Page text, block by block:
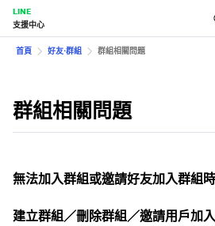
LINE
支援中心
首頁 好友⋅群組 群組相關問題
群組相關問題
無法加入群組或邀請好友加入群組
建立群組／刪除群組／邀請用戶加